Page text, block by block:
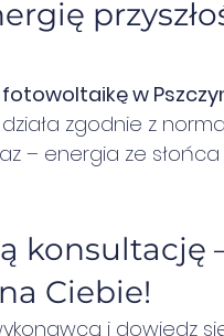
fotowoltaikę w
zgodnie z
– energia ze
konsultację
Ciebie!
i dowiedz